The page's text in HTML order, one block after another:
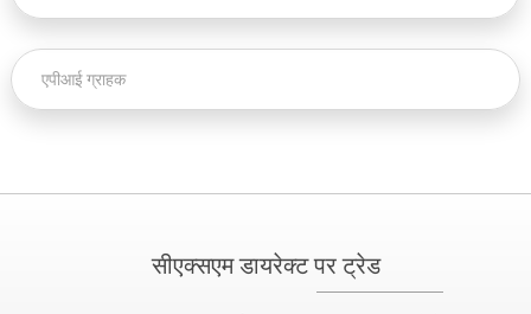
एपीआई ग्राहक
सीएक्सएम डायरेक्ट पर ट्रेड